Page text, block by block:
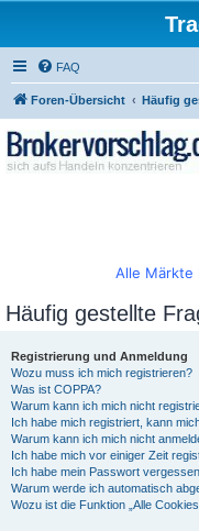
FAQ
Foren-Übersicht Häufig
Alle Märkte
Häufig gestellte
Registrierung und Anmeldung
Wozu muss ich mich registrieren?
Was ist COPPA?
Warum kann ich mich nicht
Ich habe mich registriert, kann
Warum kann ich mich nicht
Ich habe mich vor einiger Zeit
Ich habe mein Passwort
Warum werde ich automatisch
Wozu ist die Funktion „Alle